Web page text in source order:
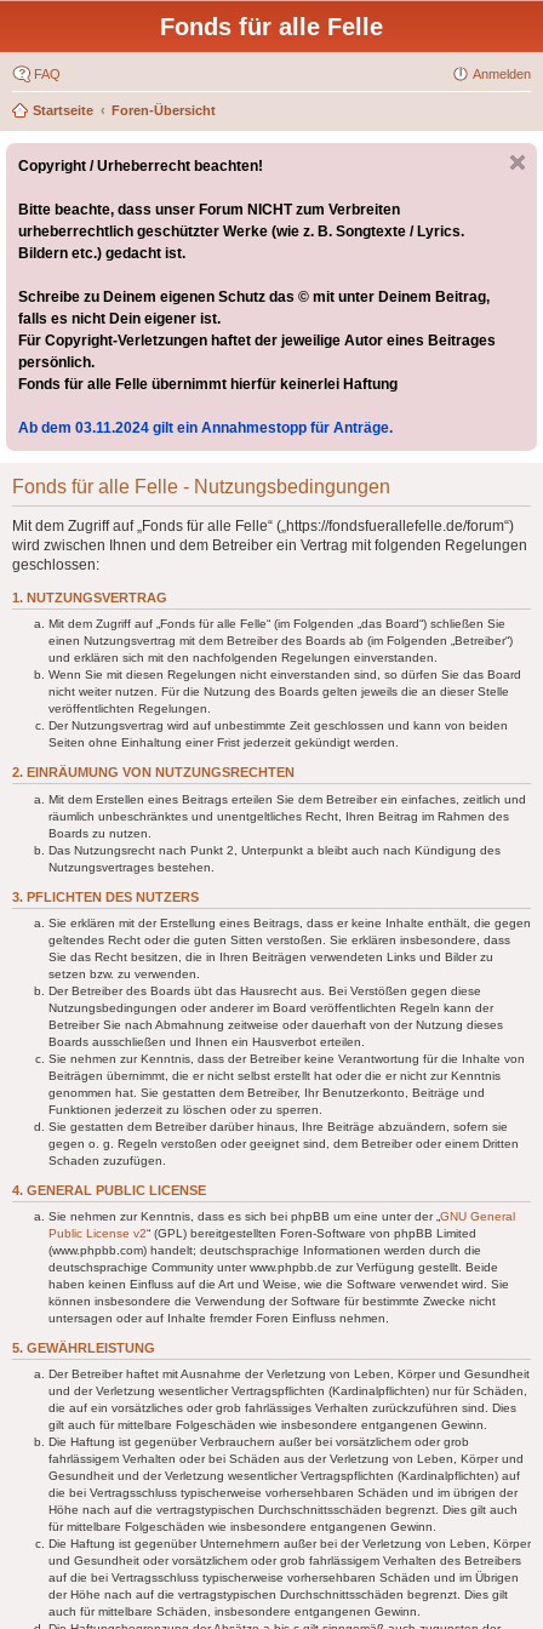
Fonds für alle Felle
FAQ Anmelden
Startseite Foren-Übersicht
Copyright / Urheberrecht beachten!
Bitte beachte, dass unser Forum NICHT zum Verbreiten
urheberrechtlich geschützter Werke (wie z. B. Songtexte / Lyrics.
Bildern etc.) gedacht ist.
Schreibe zu Deinem eigenen Schutz das © mit unter Deinem Beitrag,
falls es nicht Dein eigener ist.
Für Copyright-Verletzungen haftet der jeweilige Autor eines Beitrages
persönlich.
Fonds für alle Felle übernimmt hierfür keinerlei Haftung
Ab dem 03.11.2024 gilt ein Annahmestopp für Anträge.
Fonds für alle Felle - Nutzungsbedingungen
Mit dem Zugriff auf „Fonds für alle Felle“ („https://fondsfuerallefelle.de/forum“)
wird zwischen Ihnen und dem Betreiber ein Vertrag mit folgenden Regelungen
geschlossen:
1. NUTZUNGSVERTRAG
Mit dem Zugriff auf „Fonds für alle Felle“ (im Folgenden „das Board“) schließen Sie
einen Nutzungsvertrag mit dem Betreiber des Boards ab (im Folgenden „Betreiber“)
und erklären sich mit den nachfolgenden Regelungen einverstanden.
Wenn Sie mit diesen Regelungen nicht einverstanden sind, so dürfen Sie das Board
nicht weiter nutzen. Für die Nutzung des Boards gelten jeweils die an dieser Stelle
veröffentlichten Regelungen.
Der Nutzungsvertrag wird auf unbestimmte Zeit geschlossen und kann von beiden
Seiten ohne Einhaltung einer Frist jederzeit gekündigt werden.
2. EINRÄUMUNG VON NUTZUNGSRECHTEN
Mit dem Erstellen eines Beitrags erteilen Sie dem Betreiber ein einfaches, zeitlich und
räumlich unbeschränktes und unentgeltliches Recht, Ihren Beitrag im Rahmen des
Boards zu nutzen.
Das Nutzungsrecht nach Punkt 2, Unterpunkt a bleibt auch nach Kündigung des
Nutzungsvertrages bestehen.
3. PFLICHTEN DES NUTZERS
Sie erklären mit der Erstellung eines Beitrags, dass er keine Inhalte enthält, die gegen
geltendes Recht oder die guten Sitten verstoßen. Sie erklären insbesondere, dass
Sie das Recht besitzen, die in Ihren Beiträgen verwendeten Links und Bilder zu
setzen bzw. zu verwenden.
Der Betreiber des Boards übt das Hausrecht aus. Bei Verstößen gegen diese
Nutzungsbedingungen oder anderer im Board veröffentlichten Regeln kann der
Betreiber Sie nach Abmahnung zeitweise oder dauerhaft von der Nutzung dieses
Boards ausschließen und Ihnen ein Hausverbot erteilen.
Sie nehmen zur Kenntnis, dass der Betreiber keine Verantwortung für die Inhalte von
Beiträgen übernimmt, die er nicht selbst erstellt hat oder die er nicht zur Kenntnis
genommen hat. Sie gestatten dem Betreiber, Ihr Benutzerkonto, Beiträge und
Funktionen jederzeit zu löschen oder zu sperren.
Sie gestatten dem Betreiber darüber hinaus, Ihre Beiträge abzuändern, sofern sie
gegen o. g. Regeln verstoßen oder geeignet sind, dem Betreiber oder einem Dritten
Schaden zuzufügen.
4. GENERAL PUBLIC LICENSE
Sie nehmen zur Kenntnis, dass es sich bei phpBB um eine unter der „ GNU General
Public License v2“ (GPL) bereitgestellten Foren-Software von phpBB Limited
(www.phpbb.com) handelt; deutschsprachige Informationen werden durch die
deutschsprachige Community unter www.phpbb.de zur Verfügung gestellt. Beide
haben keinen Einfluss auf die Art und Weise, wie die Software verwendet wird. Sie
können insbesondere die Verwendung der Software für bestimmte Zwecke nicht
untersagen oder auf Inhalte fremder Foren Einfluss nehmen.
5. GEWÄHRLEISTUNG
Der Betreiber haftet mit Ausnahme der Verletzung von Leben, Körper und Gesundheit
und der Verletzung wesentlicher Vertragspflichten (Kardinalpflichten) nur für Schäden,
die auf ein vorsätzliches oder grob fahrlässiges Verhalten zurückzuführen sind. Dies
gilt auch für mittelbare Folgeschäden wie insbesondere entgangenen Gewinn.
Die Haftung ist gegenüber Verbrauchern außer bei vorsätzlichem oder grob
fahrlässigem Verhalten oder bei Schäden aus der Verletzung von Leben, Körper und
Gesundheit und der Verletzung wesentlicher Vertragspflichten (Kardinalpflichten) auf
die bei Vertragsschluss typischerweise vorhersehbaren Schäden und im übrigen der
Höhe nach auf die vertragstypischen Durchschnittsschäden begrenzt. Dies gilt auch
für mittelbare Folgeschäden wie insbesondere entgangenen Gewinn.
Die Haftung ist gegenüber Unternehmern außer bei der Verletzung von Leben, Körper
und Gesundheit oder vorsätzlichem oder grob fahrlässigem Verhalten des Betreibers
auf die bei Vertragsschluss typischerweise vorhersehbaren Schäden und im Übrigen
der Höhe nach auf die vertragstypischen Durchschnittsschäden begrenzt. Dies gilt
auch für mittelbare Schäden, insbesondere entgangenen Gewinn.